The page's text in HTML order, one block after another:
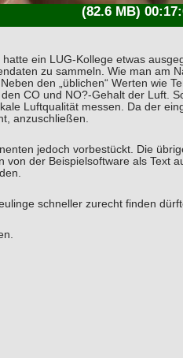
(82.6 MB)
ein LUG-Kollege etwas
zu sammeln. Wie man am
den „üblichen“ Werten wie
CO und NO?-Gehalt der Luft.
Luftqualität messen. Da der
anzuschließen.
jedoch vorbestückt. Die
der Beispielsoftware als Text
schneller zurecht finden